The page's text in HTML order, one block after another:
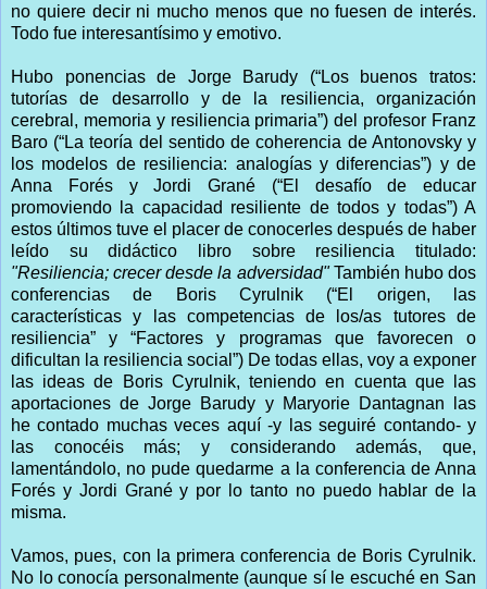
no quiere decir ni mucho menos que no fuesen de interés.
Todo fue interesantísimo y emotivo.
Hubo ponencias de Jorge Barudy (“Los buenos tratos:
tutorías de desarrollo y de la resiliencia, organización
cerebral, memoria y resiliencia primaria”) del profesor Franz
Baro (“La teoría del sentido de coherencia de Antonovsky y
los modelos de resiliencia: analogías y diferencias”) y de
Anna Forés y Jordi Grané (“El desafío de educar
promoviendo la capacidad resiliente de todos y todas”) A
estos últimos tuve el placer de conocerles después de haber
leído su didáctico libro sobre resiliencia titulado:
"Resiliencia; crecer desde la adversidad"También hubo dos
conferencias de Boris Cyrulnik (“El origen, las
características y las competencias de los/as tutores de
resiliencia” y “Factores y programas que favorecen o
dificultan la resiliencia social”) De todas ellas, voy a exponer
las ideas de Boris Cyrulnik, teniendo en cuenta que las
aportaciones de Jorge Barudy y Maryorie Dantagnan las
he contado muchas veces aquí -y las seguiré contando- y
las conocéis más; y considerando además, que,
lamentándolo, no pude quedarme a la conferencia de Anna
Forés y Jordi Grané y por lo tanto no puedo hablar de la
misma.
Vamos, pues, con la primera conferencia de Boris Cyrulnik.
No lo conocía personalmente (aunque sí le escuché en San